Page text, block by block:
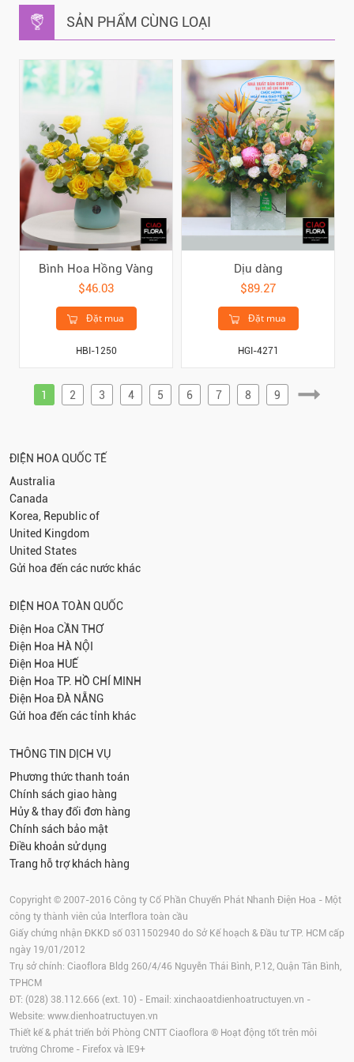
SẢN PHẨM CÙNG LOẠI
Bình Hoa Hồng Vàng
$46.03
Đặt mua
HBI-1250
Dịu dàng
$89.27
Đặt mua
HGI-4271
1 2 3 4 5 6 7 8 9
ĐIỆN HOA QUỐC TẾ
Australia
Canada
Korea, Republic of
United Kingdom
United States
Gửi hoa đến các nước khác
ĐIỆN HOA TOÀN QUỐC
Điện Hoa CẦN THƠ
Điện Hoa HÀ NỘI
Điện Hoa HUẾ
Điện Hoa TP. HỒ CHÍ MINH
Điện Hoa ĐÀ NẴNG
Gửi hoa đến các tỉnh khác
THÔNG TIN DỊCH VỤ
Phương thức thanh toán
Chính sách giao hàng
Hủy & thay đổi đơn hàng
Chính sách bảo mật
Điều khoản sử dụng
Trang hỗ trợ khách hàng
Copyright © 2007-2016 Công ty Cổ Phần Chuyển Phát Nhanh Điện Hoa - Một
công ty thành viên của Interflora toàn cầu
Giấy chứng nhận ĐKKD số 0311502940 do Sở Kế hoạch & Đầu tư TP. HCM cấp
ngày 19/01/2012
Trụ sở chính: Ciaoflora Bldg 260/4/46 Nguyễn Thái Bình, P.12, Quận Tân Bình,
TPHCM
ĐT: (028) 38.112.666 (ext. 10) - Email: xinchaoatdienhoatructuyen.vn -
Website: www.dienhoatructuyen.vn
Thiết kế & phát triển bởi Phòng CNTT Ciaoflora ® Hoạt động tốt trên môi
trường Chrome - Firefox và IE9+